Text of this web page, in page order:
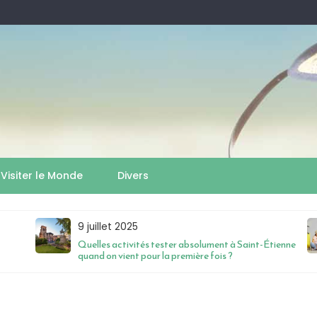
Visiter le Monde Divers
9 juillet 2025
Quelles activités tester absolument à Saint-Étienne
quand on vient pour la première fois ?